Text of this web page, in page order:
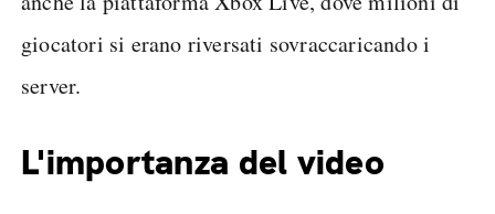
giocatori si erano riversati sovraccaricando i
server.
L'importanza del video